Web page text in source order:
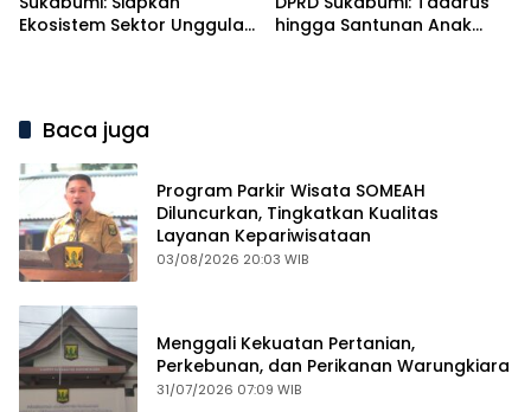
Ekosistem Sektor Unggulan
hingga Santunan Anak
Baca juga
Program Parkir Wisata SOMEAH
Diluncurkan, Tingkatkan Kualitas
Layanan Kepariwisataan
03/08/2026 20:03 WIB
Menggali Kekuatan Pertanian,
Perkebunan, dan Perikanan Warungkiara
31/07/2026 07:09 WIB